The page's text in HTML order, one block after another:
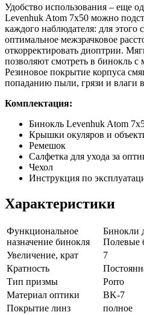
Удобство использования – еще
Levenhuk Atom 7x50 можно
каждого наблюдателя: для этого
оптимальное межзрачковое
откорректировать диоптрии.
позволяют смотреть в бинокль
Резиновое покрытие корпуса
попаданию пыли, грязи и влаги
Комплектация:
Бинокль Levenhuk Atom
Крышки окуляров и
Ремешок
Салфетка для ухода за
Чехол
Инструкция по
Характеристики
Функциональное
назначение бинокля
Бинокли
Полевые
Увеличение, крат
7
Кратность
Тип призмы
Porro
Материал оптики
BK-7
Покрытие линз
полное